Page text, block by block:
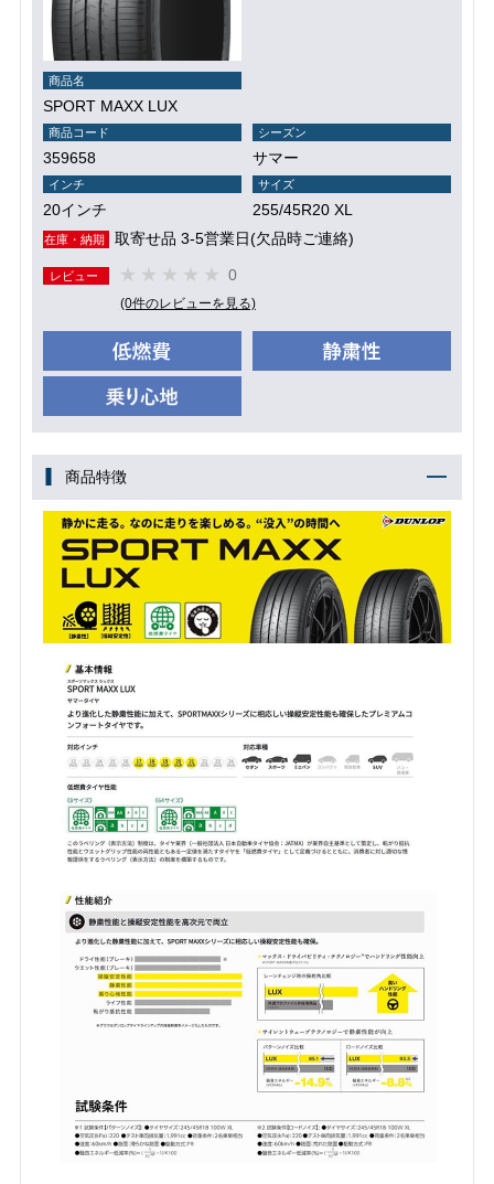
商品名
SPORT MAXX LUX
商品コード
359658
シーズン
サマー
インチ
20インチ
サイズ
255/45R20 XL
在庫・納期 取寄せ品 3-5営業日(欠品時ご連絡)
レビュー 0
(0件のレビューを見る)
商品特徴